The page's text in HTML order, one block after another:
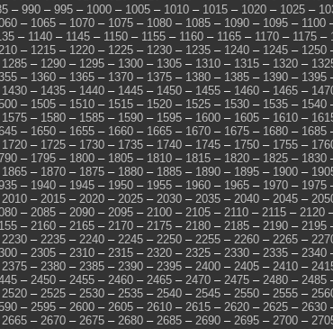
– 990 – 995 – 1000 – 1005 – 1010 – 1015 – 1020 – 1025 –
– 1065 – 1070 – 1075 – 1080 – 1085 – 1090 – 1095 – 1100
– 1140 – 1145 – 1150 – 1155 – 1160 – 1165 – 1170 – 1175 –
– 1215 – 1220 – 1225 – 1230 – 1235 – 1240 – 1245 – 1250
1285 – 1290 – 1295 – 1300 – 1305 – 1310 – 1315 – 1320 –
– 1360 – 1365 – 1370 – 1375 – 1380 – 1385 – 1390 – 1395
1430 – 1435 – 1440 – 1445 – 1450 – 1455 – 1460 – 1465 –
– 1505 – 1510 – 1515 – 1520 – 1525 – 1530 – 1535 – 1540
1575 – 1580 – 1585 – 1590 – 1595 – 1600 – 1605 – 1610 –
– 1650 – 1655 – 1660 – 1665 – 1670 – 1675 – 1680 – 1685
1720 – 1725 – 1730 – 1735 – 1740 – 1745 – 1750 – 1755 –
– 1795 – 1800 – 1805 – 1810 – 1815 – 1820 – 1825 – 1830
1865 – 1870 – 1875 – 1880 – 1885 – 1890 – 1895 – 1900 –
– 1940 – 1945 – 1950 – 1955 – 1960 – 1965 – 1970 – 1975
2010 – 2015 – 2020 – 2025 – 2030 – 2035 – 2040 – 2045 –
– 2085 – 2090 – 2095 – 2100 – 2105 – 2110 – 2115 – 2120
– 2160 – 2165 – 2170 – 2175 – 2180 – 2185 – 2190 – 2195
2230 – 2235 – 2240 – 2245 – 2250 – 2255 – 2260 – 2265 –
– 2305 – 2310 – 2315 – 2320 – 2325 – 2330 – 2335 – 2340
2375 – 2380 – 2385 – 2390 – 2395 – 2400 – 2405 – 2410 –
– 2450 – 2455 – 2460 – 2465 – 2470 – 2475 – 2480 – 2485
2520 – 2525 – 2530 – 2535 – 2540 – 2545 – 2550 – 2555 –
– 2595 – 2600 – 2605 – 2610 – 2615 – 2620 – 2625 – 2630
2665 – 2670 – 2675 – 2680 – 2685 – 2690 – 2695 – 2700 –